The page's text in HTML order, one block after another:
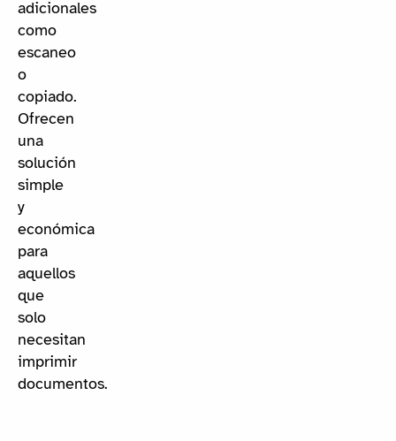
adicionales
como
escaneo
o
copiado.
Ofrecen
una
solución
simple
y
económica
para
aquellos
que
solo
necesitan
imprimir
documentos.